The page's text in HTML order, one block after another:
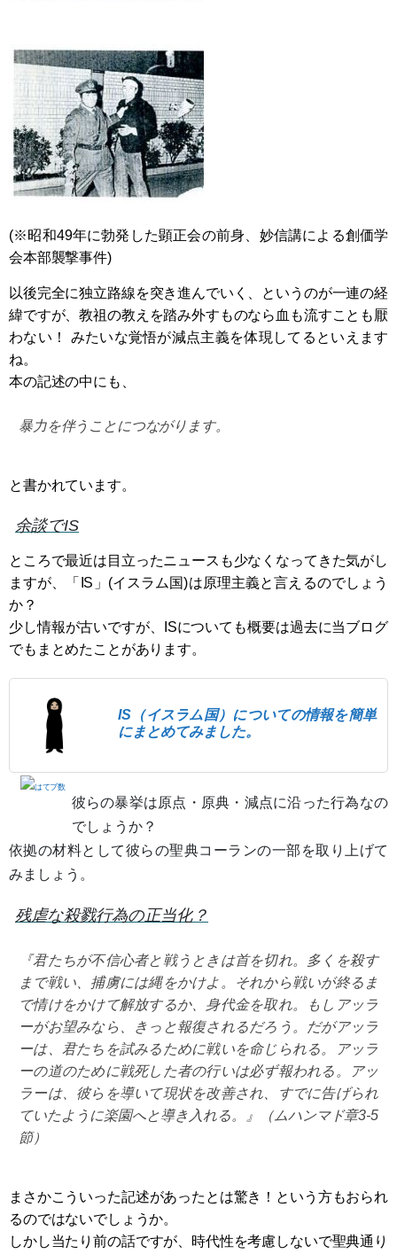
(※昭和49年に勃発した顕正会の前身、妙信講による創価学
会本部襲撃事件)
以後完全に独立路線を突き進んでいく、というのが一連の経
緯ですが、教祖の教えを踏み外すものなら血も流すことも厭
わない！ みたいな覚悟が減点主義を体現してるといえます
ね。
本の記述の中にも、
暴力を伴うことにつながります。
と書かれています。
余談でIS
ところで最近は目立ったニュースも少なくなってきた気がし
ますが、「IS」(イスラム国)は原理主義と言えるのでしょう
か？
少し情報が古いですが、ISについても概要は過去に当ブログ
でもまとめたことがあります。
IS（イスラム国）についての情報を簡単
にまとめてみました。
彼らの暴挙は原点・原典・減点に沿った行為なの
でしょうか？
依拠の材料として彼らの聖典コーランの一部を取り上げて
みましょう。
残虐な殺戮行為の正当化？
『君たちが不信心者と戦うときは首を切れ。多くを殺す
まで戦い、捕虜には縄をかけよ。それから戦いが終るま
で情けをかけて解放するか、身代金を取れ。もしアッラ
ーがお望みなら、きっと報復されるだろう。だがアッラ
ーは、君たちを試みるために戦いを命じられる。アッラ
ーの道のために戦死した者の行いは必ず報われる。アッ
ラーは、彼らを導いて現状を改善され、すでに告げられ
ていたように楽園へと導き入れる。』（ムハンマド章3-5
節）
まさかこういった記述があったとは驚き！という方もおられ
るのではないでしょうか。
しかし当たり前の話ですが、時代性を考慮しないで聖典通り